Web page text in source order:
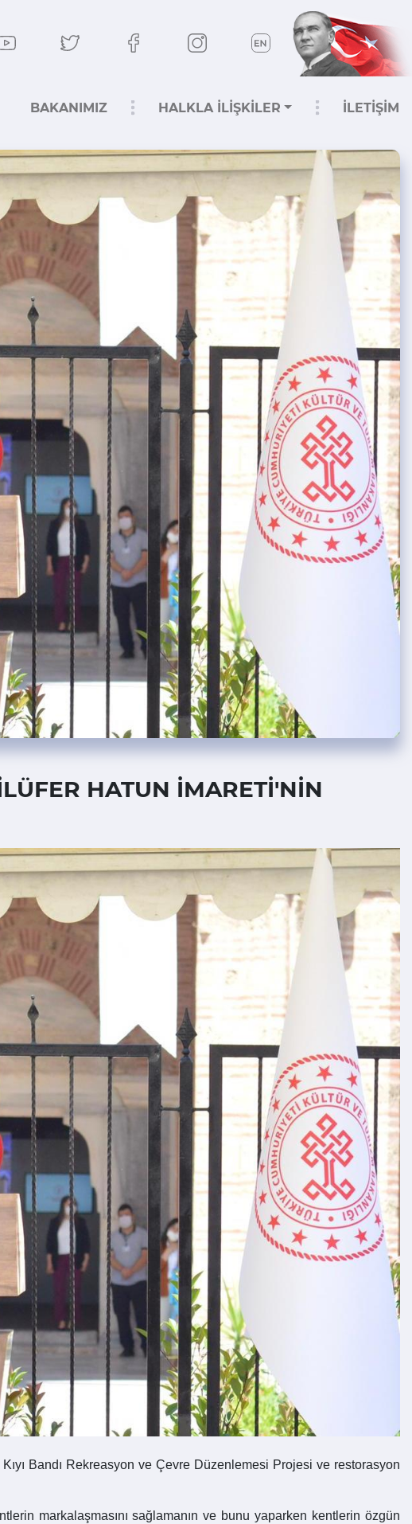
BAKANIMIZ HALKLA İLİŞKİLER İLETİŞİM
HATUN İMARETİ'NİN
Bandı Rekreasyon ve Çevre Düzenlemesi Projesi ve restorasyon
markalaşmasını sağlamanın ve bunu yaparken kentlerin özgün